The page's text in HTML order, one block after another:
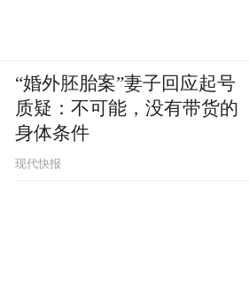
“婚外胚胎案”妻子回应起号
质疑：不可能，没有带货的
身体条件
现代快报